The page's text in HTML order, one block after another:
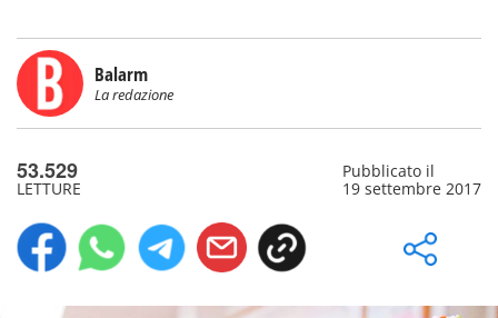
Balarm
La redazione
53.529
LETTURE
Pubblicato il
19 settembre 2017